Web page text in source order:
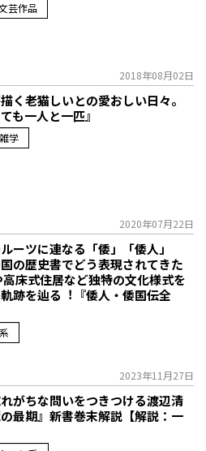
芸作品
2018年08月02日
く老猫しいとの愛おしい日々。
も一人と一匹』
学
2020年07月22日
ーツに連なる「倭」「倭人」
の歴史書でどう表現されてきた
床式住居など独特の文化様式を
跡を辿る︕『倭人・倭国伝全
2023年11月27日
がちな問いをつきつける――渡辺清
の最期』新書巻末解説【解説：一